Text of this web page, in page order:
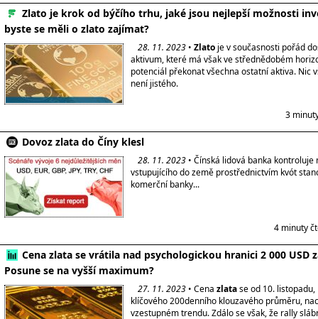
Zlato je krok od býčího trhu, jaké jsou nejlepší možnosti
byste se měli o zlato zajímat?
28. 11. 2023 • Zlato je v současnosti pořád
aktivum, které má však ve střednědobém
potenciál překonat všechna ostatní aktiva. Nic
není jistého.
3
Dovoz zlata do Číny klesl
28. 11. 2023 • Čínská lidová banka
vstupujícího do země prostřednictvím kvót
komerční banky...
4 minuty
Cena zlata se vrátila nad psychologickou hranici 2 000 USD
Posune se na vyšší maximum?
27. 11. 2023 • Cena zlatase od 10.
klíčového 200denního klouzavého průměru,
vzestupném trendu. Zdálo se však, že rally